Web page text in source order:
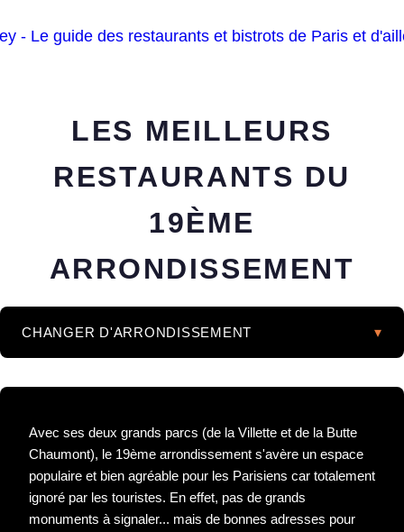
LES MEILLEURS
RESTAURANTS DU
19ÈME
ARRONDISSEMENT
CHANGER D'ARRONDISSEMENT
Avec ses deux grands parcs (de la Villette et de la Butte
Chaumont), le 19ème arrondissement s'avère un espace
populaire et bien agréable pour les Parisiens car totalement
ignoré par les touristes. En effet, pas de grands
monuments à signaler... mais de bonnes adresses pour